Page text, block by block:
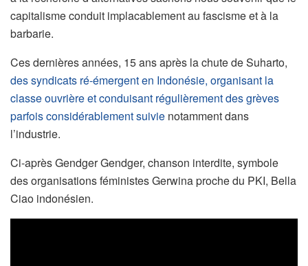
capitalisme conduit implacablement au fascisme et à la
barbarie.
Ces dernières années, 15 ans après la chute de Suharto,
des syndicats ré-émergent en Indonésie, organisant la
classe ouvrière et conduisant régulièrement des grèves
parfois considérablement suivie notamment dans
l’industrie.
Ci-après Gendger Gendger, chanson interdite, symbole
des organisations féministes Gerwina proche du PKI, Bella
Ciao indonésien.